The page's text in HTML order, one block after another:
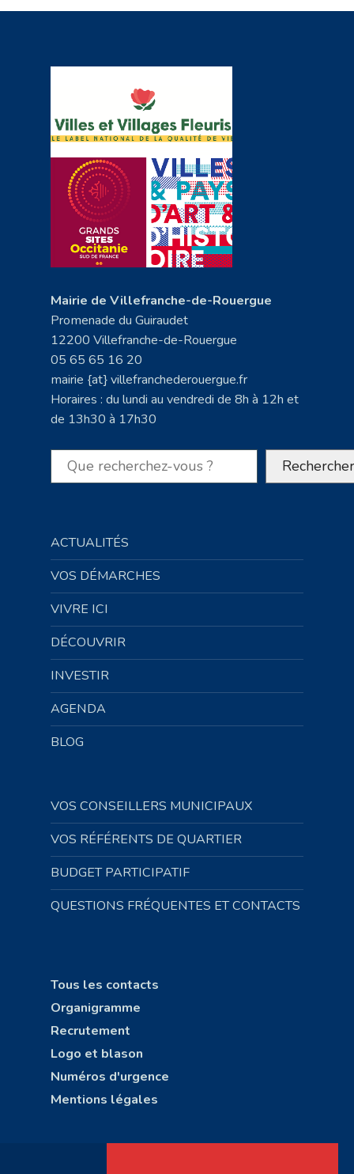
Mairie de Villefranche-de-Rouergue
Promenade du Guiraudet
12200 Villefranche-de-Rouergue
05 65 65 16 20
mairie {at} villefranchederouergue.fr
Horaires : du lundi au vendredi de 8h à 12h et
de 13h30 à 17h30
Rechercher Rechercher
ACTUALITÉS
VOS DÉMARCHES
VIVRE ICI
DÉCOUVRIR
INVESTIR
AGENDA
BLOG
VOS CONSEILLERS MUNICIPAUX
VOS RÉFÉRENTS DE QUARTIER
BUDGET PARTICIPATIF
QUESTIONS FRÉQUENTES ET CONTACTS
Tous les contacts
Organigramme
Recrutement
Logo et blason
Numéros d'urgence
Mentions légales